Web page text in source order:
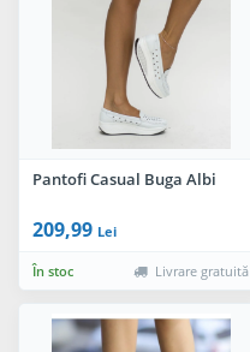
Pantofi Casual Buga Albi
209,99 Lei
În stoc Livrare gratuită